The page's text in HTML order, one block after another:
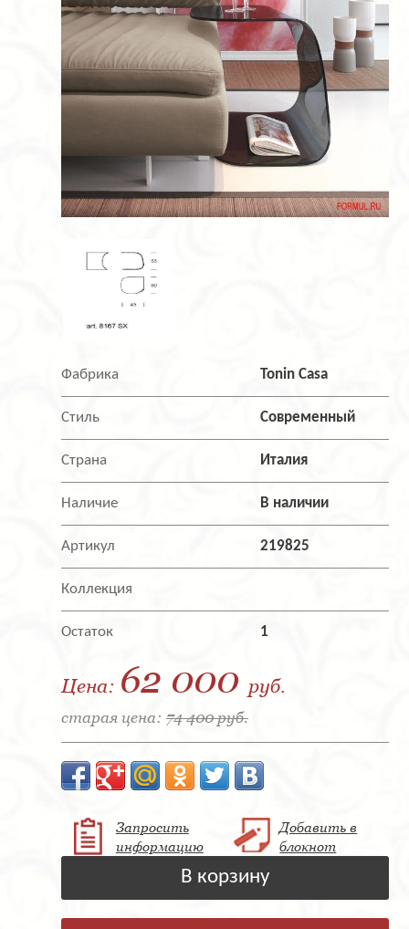
Фабрика Tonin Casa
Стиль Современный
Страна Италия
Наличие В наличии
Артикул 219825
Коллекция
Остаток 1
Цена: 62 000 руб.
старая цена: 74 400 руб.
Запросить
информацию
Добавить в
блокнот
В корзину